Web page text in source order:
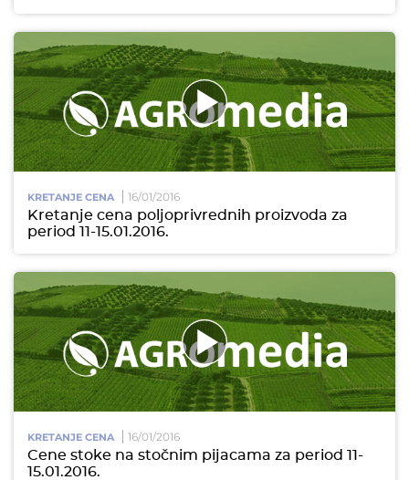
KRETANJE CENA 16/01/2016
Kretanje cena poljoprivrednih proizvoda za
period 11-15.01.2016.
KRETANJE CENA 16/01/2016
Cene stoke na stočnim pijacama za period 11-
15.01.2016.